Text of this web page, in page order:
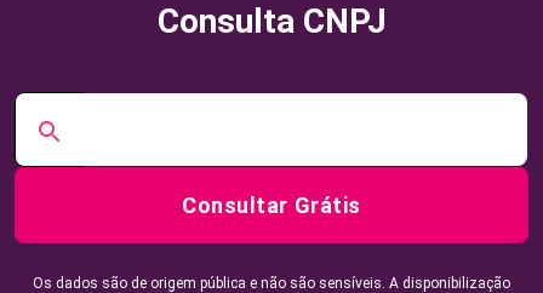
Consulta CNPJ
Consultar Grátis
Os dados são de origem pública e não são sensíveis. A disponibilização